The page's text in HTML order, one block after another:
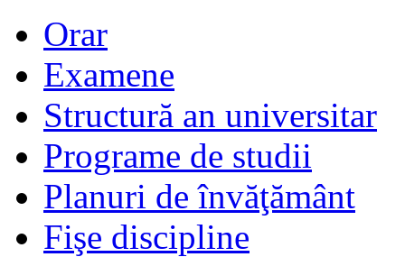
Orar
Examene
Structură an universitar
Programe de studii
Planuri de învăţământ
Fişe discipline